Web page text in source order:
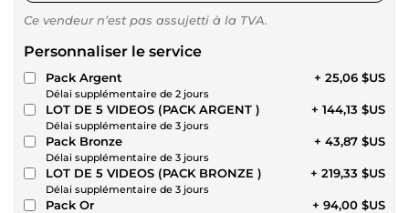
Ce vendeur n’est pas assujetti à la TVA.
Personnaliser le service
Pack Argent
Délai supplémentaire de 2 jours
+ 25,06 $US
LOT DE 5 VIDEOS (PACK ARGENT )
Délai supplémentaire de 3 jours
+ 144,13 $US
Pack Bronze
Délai supplémentaire de 3 jours
+ 43,87 $US
LOT DE 5 VIDEOS (PACK BRONZE )
Délai supplémentaire de 3 jours
+ 219,33 $US
Pack Or + 94,00 $US